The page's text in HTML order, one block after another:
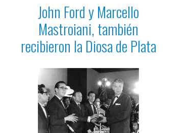
John Ford y Marcello
Mastroiani, también
recibieron la Diosa de Plata